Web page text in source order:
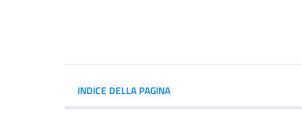
INDICE DELLA PAGINA